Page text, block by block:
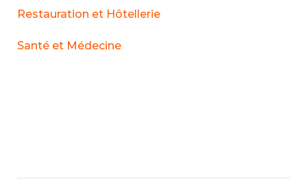
Restauration et Hôtellerie
Santé et Médecine